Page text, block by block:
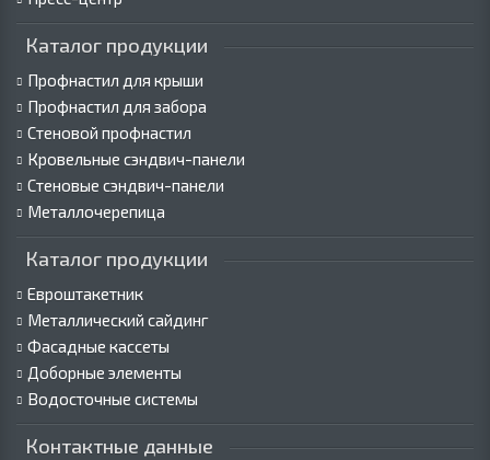
Каталог продукции
Профнастил для крыши
Профнастил для забора
Стеновой профнастил
Кровельные сэндвич-панели
Стеновые сэндвич-панели
Металлочерепица
Каталог продукции
Евроштакетник
Металлический сайдинг
Фасадные кассеты
Доборные элементы
Водосточные системы
Контактные данные